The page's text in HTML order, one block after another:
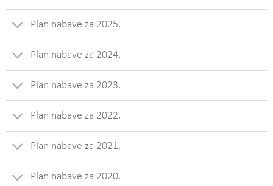
Plan nabave za 2025.
Plan nabave za 2024.
Plan nabave za 2023.
Plan nabave za 2022.
Plan nabave za 2021.
Plan nabave za 2020.